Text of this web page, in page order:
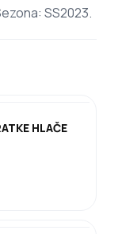
SS2023.
HLAČE